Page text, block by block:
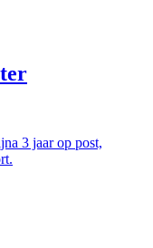
3 jaar op post,